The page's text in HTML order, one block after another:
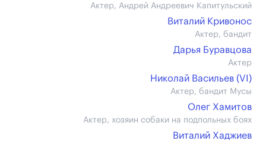
Актер, Андрей Андреевич Капитульский
Виталий Кривонос
Актер, бандит
Дарья Буравцова
Актер
Николай Васильев (VI)
Актер, бандит Мусы
Олег Хамитов
Актер, хозяин собаки на подпольных боях
Виталий Хаджиев